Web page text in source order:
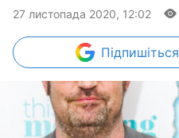
27 листопада 2020, 12:02
Підпишіться